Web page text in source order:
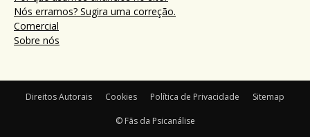
Nós erramos? Sugira uma correção.
Comercial
Sobre nós
Direitos Autorais Cookies Política de Privacidade Sitemap
© Fãs da Psicanálise